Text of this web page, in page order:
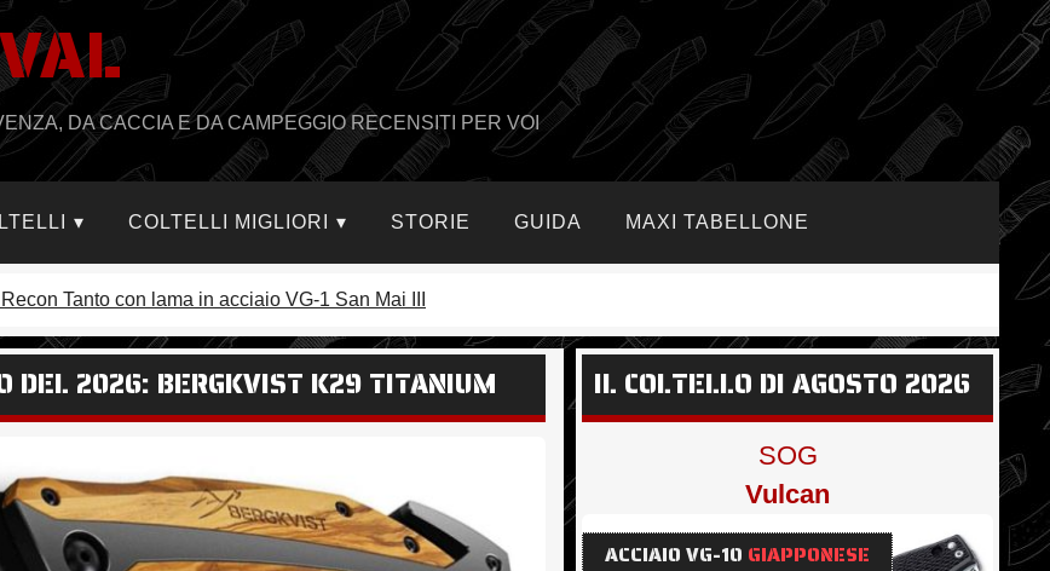
DA CACCIA E DA CAMPEGGIO RECENSITI PER VOI
COLTELLI MIGLIORI STORIE GUIDA MAXI TABELLONE
Tanto con lama in acciaio VG-1 San Mai III
DEL 2026: BERGKVIST K29 TITANIUM IL COLTELLO DI AGOSTO 2026
SOG
Vulcan
ACCIAIO VG-10 GIAPPONESE